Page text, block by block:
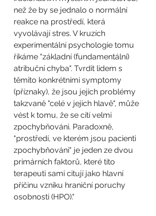
než že by se jednalo o normální
reakce na prostředí, která
vyvolávají stres. V kruzích
experimentální psychologie tomu
říkáme "základní (fundamentální)
atribuční chyba". Tvrdit lidem s
těmito konkrétními symptomy
(příznaky), že jsou jejich problémy
takzvaně "celé v jejich hlavě", může
vést k tomu, že se cítí velmi
zpochybňováni. Paradoxně,
"prostředí, ve kterém jsou pacienti
zpochybňováni" je jeden ze dvou
primárních faktorů, které tito
terapeuti sami citují jako hlavní
příčinu vzniku hraniční poruchy
osobnosti (HPO)."